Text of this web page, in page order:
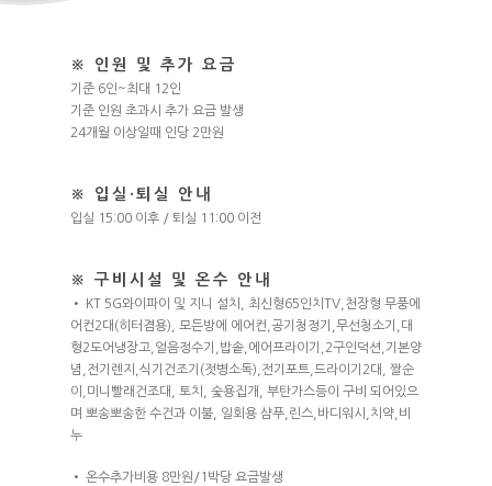
※ 인원 및 추가 요금
기준 6인~최대 12인
기준 인원 초과시 추가 요금 발생
24개월 이상일때 인당 2만원
※ 입실·퇴실 안내
입실 15:00 이후 / 퇴실 11:00 이전
※ 구비시설 및 온수 안내
• KT 5G와이파이 및 지니 설치, 최신형65인치TV,천장형 무풍에
어컨2대(히터겸용), 모든방에 에어컨,공기청정기,무선청소기,대
형2도어냉장고,얼음정수기,밥솥,에어프라이기,2구인덕션,기본양
념,전기렌지,식기건조기(젓병소독),전기포트,드라이기2대, 짤순
이,미니빨래건조대, 토치, 숯용집개, 부탄가스등이 구비 되어있으
며 뽀송뽀송한 수건과 이불, 일회용 샴푸,린스,바디워시,치약,비
누
• 온수추가비용 8만원/1박당 요금발생